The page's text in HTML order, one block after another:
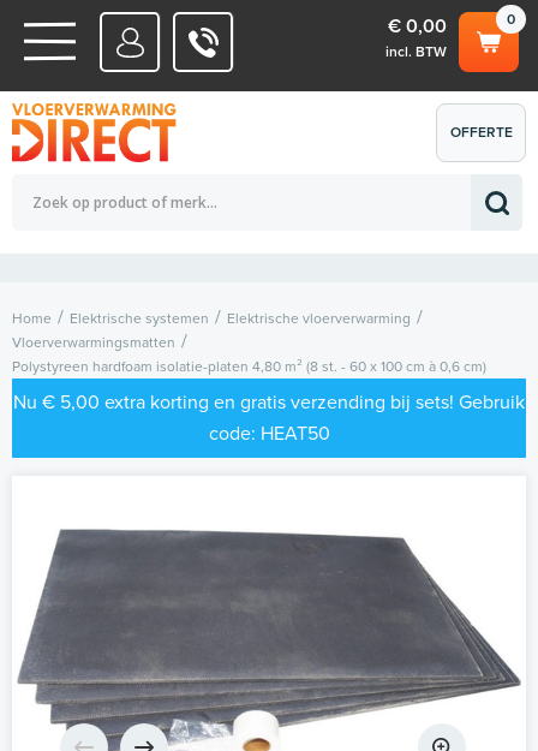
WATERSYSTEMEN
ELEKTRISCHE SYSTEMEN
0
€ 0,00
incl. BTW
Totaalbedrag (incl. BTW) € 0,00
OFFERTE
AANVRAGEN
Home Elektrische systemen
Elektrische vloerverwarming
Vloerverwarmingsmatten
Polystyreen hardfoam isolatie-platen 4,80 m² (8 st. - 60 x 100 cm à 0,6 cm)
Nu € 5,00 extra korting en gratis verzending bij sets! Gebruik
code: HEAT50